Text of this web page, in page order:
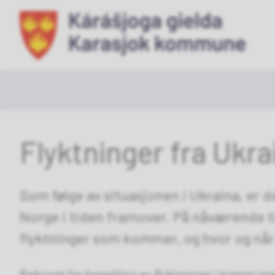
Flyktninger fra
Som følge av situasjonen i Ukraina, er
Norge i tiden framover. På nåværende
flyktninger som kommer, og hvor og